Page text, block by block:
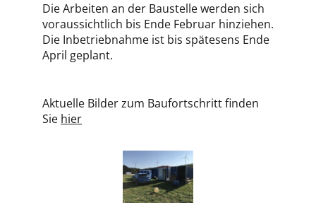
Die Arbeiten an der Baustelle werden sich
voraussichtlich bis Ende Februar hinziehen.
Die Inbetriebnahme ist bis spätesens Ende
April geplant.
Aktuelle Bilder zum Baufortschritt finden
Sie hier